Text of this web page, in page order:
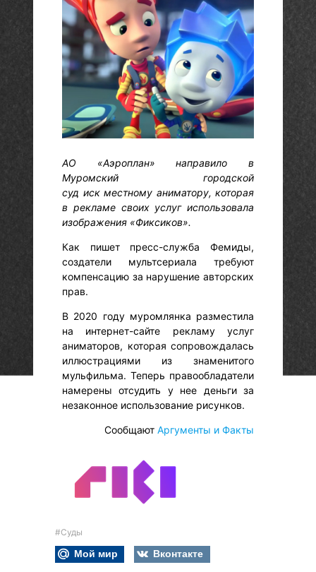
АО «Аэроплан» направило в
Муромский городской
суд иск местному аниматору, которая
в рекламе своих услуг использовала
изображения «Фиксиков».
Как пишет пресс-служба Фемиды,
создатели мультсериала требуют
компенсацию за нарушение авторских
прав.
В 2020 году муромлянка разместила
на интернет-сайте рекламу услуг
аниматоров, которая сопровождалась
иллюстрациями из знаменитого
мульфильма. Теперь правообладатели
намерены отсудить у нее деньги за
незаконное использование рисунков.
Сообщают Аргументы и Факты
#Суды
Мой мир
Вконтакте